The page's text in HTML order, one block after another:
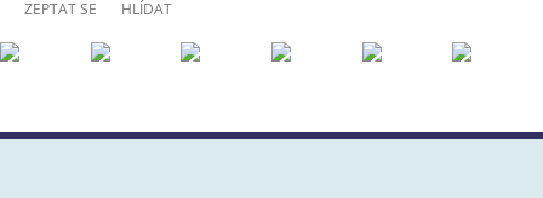
ZEPTAT SE HLÍDAT